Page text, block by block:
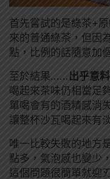
首先嘗試的是綠茶+
來的普通綠茶，但因
點，比例的話隨意加
至於結果…… 出乎意
喝起來茶味仍相當足
單喝會有的酒精感消
讓整杯沙瓦喝起來有
唯一比較失敗的地方
點多，氣泡感也變少
這個問題很簡單就迎